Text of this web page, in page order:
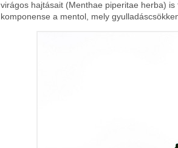
virágos hajtásait (Menthae piperitae herba)
komponense a mentol, mely